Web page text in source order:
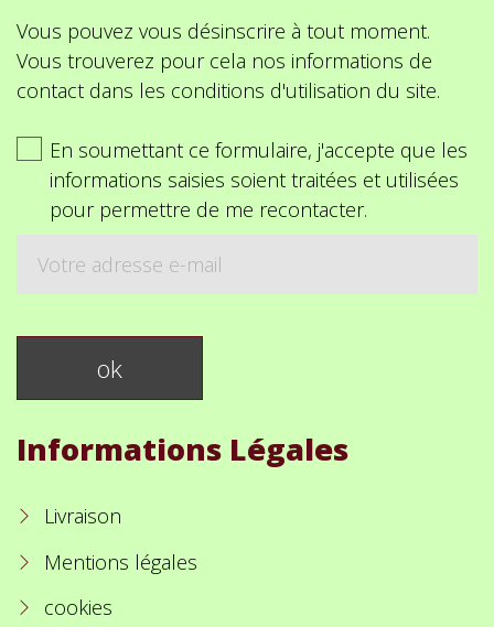
Vous pouvez vous désinscrire à tout moment.
Vous trouverez pour cela nos informations de
contact dans les conditions d'utilisation du site.
En soumettant ce formulaire, j'accepte que les
informations saisies soient traitées et utilisées
pour permettre de me recontacter.
Informations Légales
Livraison
Mentions légales
cookies